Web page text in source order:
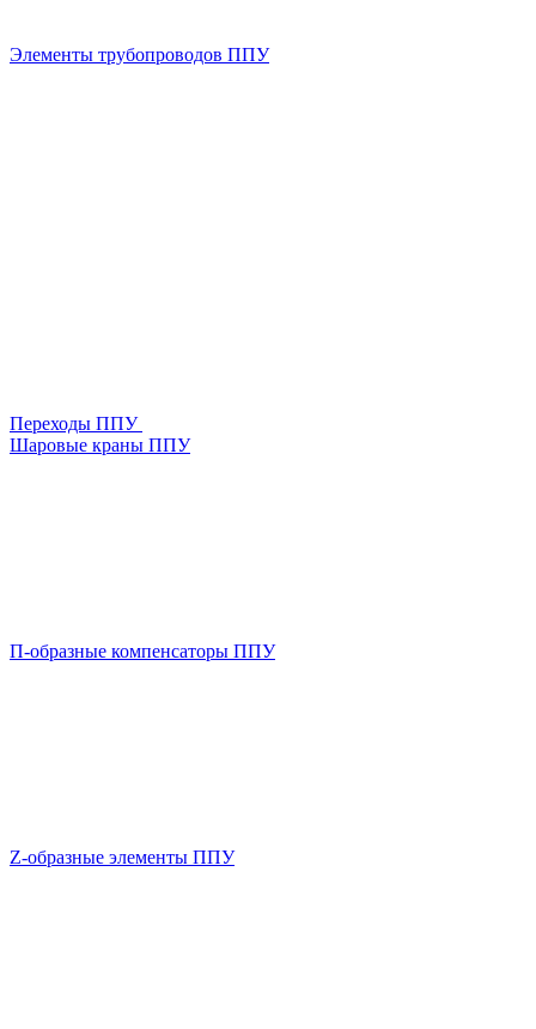
Элементы трубопроводов ППУ
Переходы ППУ
Шаровые краны ППУ
П-образные компенсаторы ППУ
Z-образные элементы ППУ